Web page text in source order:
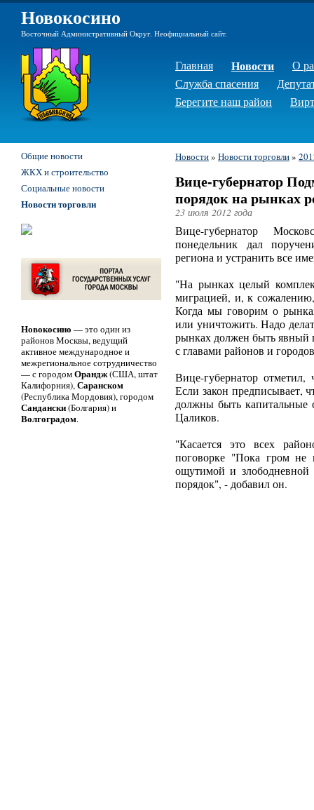
Новокосино
Восточный Административный Округ. Неофициальный сайт.
Главная Новости
О
Служба спасения
Берегите наш район
Новости» Новости торговли»
Вице-губернатор
порядок на рынках
23 июля 2012 года
Вице-губернатор
понедельник дал
региона и устранить все
"На рынках целый
миграцией, и, к
Когда мы говорим о
или уничтожить. Надо
рынках должен быть явный
с главами районов и
Вице-губернатор отметил,
Если закон предписывает,
должны быть капитальные
Цаликов.
"Касается это всех
поговорке "Пока гром не
ощутимой и
порядок", - добавил он.
Общие новости
ЖКХ и строительство
Социальные новости
Новости торговли
Новокосино — это один из
районов Москвы, ведущий
активное международное и
межрегиональное сотрудничество
— с городомОрандж(США, штат
Калифорния),Саранском
(Республика Мордовия), городом
Сандански(Болгария) и
Волгоградом.